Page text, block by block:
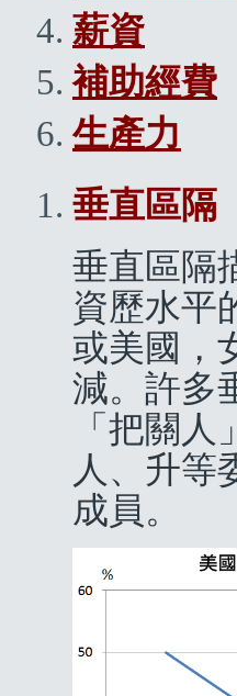
薪資
補助經費
生產力
垂直區隔
垂直區隔
資歷水平
或美國，
減。許多
「把關
人、升等
成員。